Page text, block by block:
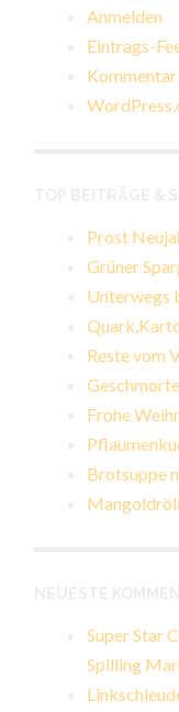
Anmelden
Eintrags-
Prost
Grüner
Unterwegs
Reste vom
Frohe
Brotsuppe
Super Star
Spilling